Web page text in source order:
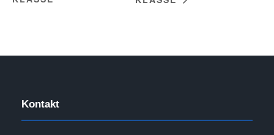
Kontakt